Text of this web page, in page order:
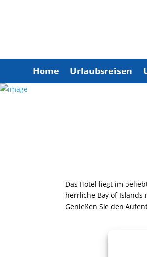
Home Urlaubsreisen
Das Hotel liegt im
herrliche Bay of Islands
Genießen Sie den